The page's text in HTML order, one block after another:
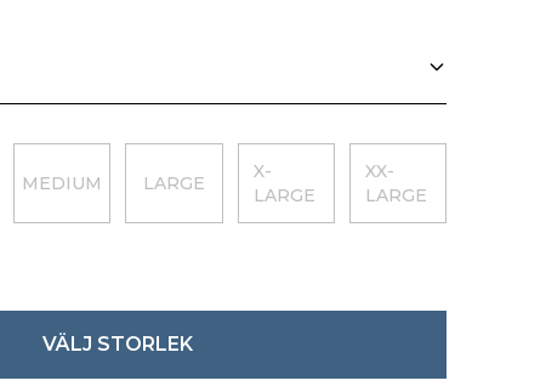
MEDIUM LARGE
X-
LARGE
XX-
LARGE
VÄLJ STORLEK